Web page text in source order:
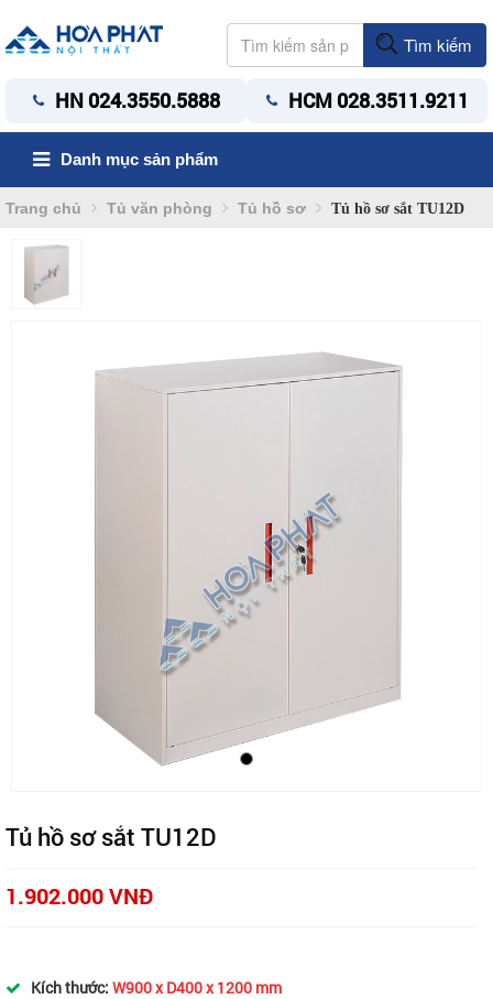
Tìm kiếm
HN 024.3550.5888 HCM 028.3511.9211
Danh mục sản phẩm
Trang chủ Tủ văn phòng Tủ hồ sơ Tủ hồ sơ sắt TU12D
Tủ hồ sơ sắt TU12D
1.902.000 VNĐ
Kích thước: W900 x D400 x 1200 mm